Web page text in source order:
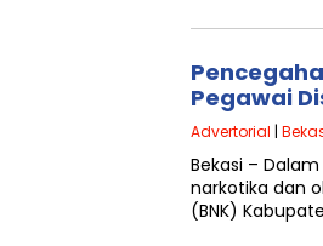
Pegawai
Advertorial |
Bekasi –
narkotika dan
(BNK)